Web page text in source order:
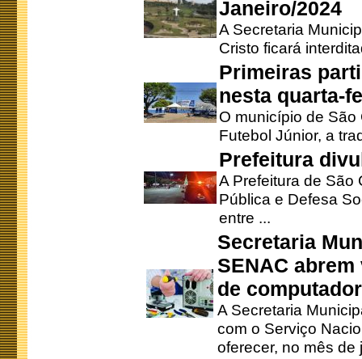
Janeiro/2024
A Secretaria
Cristo ficará
Primeiras
nesta quarta-
O município de
Futebol Júnior, a
Prefeitura
A Prefeitura de São
Pública e Defesa
entre ...
Secretaria
SENAC
de
A Secretaria
com o Serviço
oferecer, no mês de